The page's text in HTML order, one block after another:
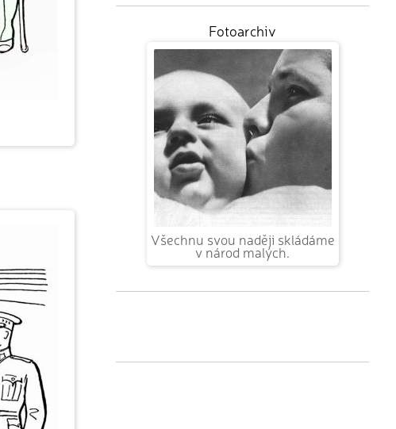
Fotoarchiv
Všechnu svou naději skládáme
v národ malých.